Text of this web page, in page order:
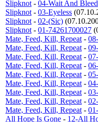
Slipknot - 04-Wait And Bleed
Slipknot - 03-Eyeless
Slipknot - 02-(Sic)
Slipknot - 01-74261700027
Mate, Feed, Kill, Repeat -
Mate, Feed, Kill, Repeat -
Mate, Feed, Kill, Repeat -
Mate, Feed, Kill, Repeat -
Mate, Feed, Kill, Repeat -
Mate, Feed, Kill, Repeat -
Mate, Feed, Kill, Repeat -
Mate, Feed, Kill, Repeat -
Mate, Feed, Kill, Repeat -
All Hope Is Gone - 12-All